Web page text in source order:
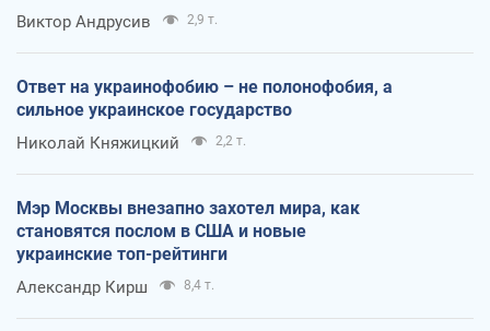
Виктор Андрусив 2,9 т.
Ответ на украинофобию – не полонофобия, а
сильное украинское государство
Николай Княжицкий 2,2 т.
Мэр Москвы внезапно захотел мира, как
становятся послом в США и новые
украинские топ-рейтинги
Александр Кирш 8,4 т.